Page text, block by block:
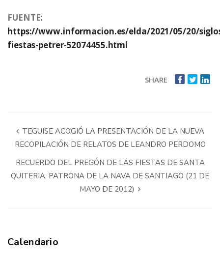
FUENTE:
https://www.informacion.es/elda/2021/05/20/
fiestas-petrer-52074455.html
SHARE
TEGUISE ACOGIÓ LA PRESENTACIÓN DE LA NUEVA
RECOPILACIÓN DE RELATOS DE LEANDRO PERDOMO
RECUERDO DEL PREGÓN DE LAS FIESTAS DE SANTA
QUITERIA, PATRONA DE LA NAVA DE SANTIAGO (21 DE
MAYO DE 2012)
Calendario